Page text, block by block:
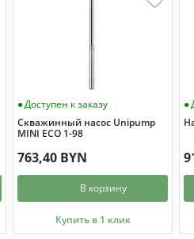
Доступен к заказу
Скважинный насос Unipump
MINI ECO 1-98
763,40 BYN
В корзину
Купить в 1 клик